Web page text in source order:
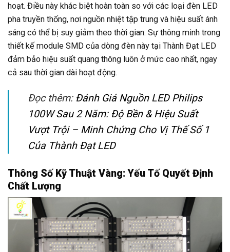
hoạt. Điều này khác biệt hoàn toàn so với các loại đèn LED
pha truyền thống, nơi nguồn nhiệt tập trung và hiệu suất ánh
sáng có thể bị suy giảm theo thời gian. Sự thông minh trong
thiết kế module SMD của dòng đèn này tại Thành Đạt LED
đảm bảo hiệu suất quang thông luôn ở mức cao nhất, ngay
cả sau thời gian dài hoạt động.
Đọc thêm: Đánh Giá Nguồn LED Philips
100W Sau 2 Năm: Độ Bền & Hiệu Suất
Vượt Trội – Minh Chứng Cho Vị Thế Số 1
Của Thành Đạt LED
Thông Số Kỹ Thuật Vàng: Yếu Tố Quyết Định
Chất Lượng